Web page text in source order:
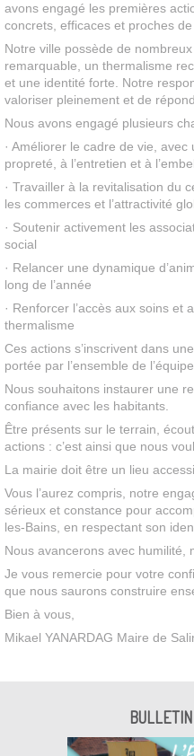
avons engagé les premières
concrets, efficaces et proches
Notre ville possède de
remarquable, un thermalisme
et une identité forte. Notre
valoriser pleinement et de
Nous avons engagé plusieurs
· Améliorer le cadre de vie,
propreté, à l’entretien et à
· Travailler à la revitalisation du
les commerces et l’attractivité
· Soutenir activement les
social
· Relancer une dynamique
long de l’année
· Renforcer l’accès aux soins
thermalisme
Ces actions s’inscrivent dans
portée par l’ensemble de
Nous souhaitons instaurer une
confiance avec les habitants.
Être présents sur le terrain,
actions : c’est ainsi que nous
La mairie doit être un lieu
Vous l’aurez compris, notre
sérieux et constance pour
les-Bains, en respectant son
Nous avancerons avec humilité,
Je vous remercie pour votre
que nous saurons construire
Bien à vous,
Mikael YANARDAG Maire de